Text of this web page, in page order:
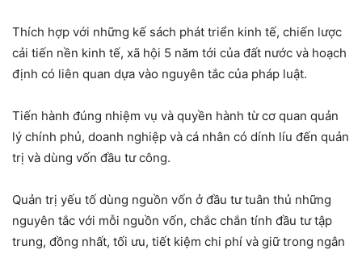
Thích hợp với những kế sách phát triển kinh tế, chiến lược
cải tiến nền kinh tế, xã hội 5 năm tới của đất nước và hoạch
định có liên quan dựa vào nguyên tắc của pháp luật.
Tiến hành đúng nhiệm vụ và quyền hành từ cơ quan quản
lý chính phủ, doanh nghiệp và cá nhân có dính líu đến quản
trị và dùng vốn đầu tư công.
Quản trị yếu tố dùng nguồn vốn ở đầu tư tuân thủ những
nguyên tắc với mỗi nguồn vốn, chắc chắn tính đầu tư tập
trung, đồng nhất, tối ưu, tiết kiệm chi phí và giữ trong ngân